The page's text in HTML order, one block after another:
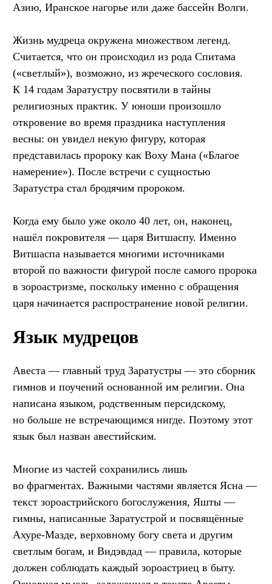
Азию, Иранское нагорье или даже бассейн Волги.
Жизнь мудреца окружена множеством легенд.
Считается, что он происходил из рода Спитама
(«светлый»), возможно, из жреческого сословия.
К 14 годам Заратустру посвятили в тайны
религиозных практик. У юноши произошло
откровение во время праздника наступления
весны: он увидел некую фигуру, которая
представилась пророку как Воху Мана («Благое
намерение»). После встречи с сущностью
Заратустра стал бродячим пророком.
Когда ему было уже около 40 лет, он, наконец,
нашёл покровителя — царя Витшаспу. Именно
Витшаспа называется многими источниками
второй по важности фигурой после самого пророка
в зороастризме, поскольку именно с обращения
царя начинается распространение новой религии.
Язык мудрецов
Авеста — главный труд Заратустры — это сборник
гимнов и поучений основанной им религии. Она
написана языком, родственным персидскому,
но больше не встречающимся нигде. Поэтому этот
язык был назван авестийским.
Многие из частей сохранились лишь
во фрагментах. Важными частями является Ясна —
текст зороастрийского богослужения, Яшты —
гимны, написанные Заратустрой и посвящённые
Ахуре-Мазде, верховному богу света и другим
светлым богам, и Видэвдад — правила, которые
должен соблюдать каждый зороастриец в быту.